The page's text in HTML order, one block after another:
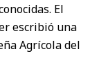
El
escribió una
Agrícola del